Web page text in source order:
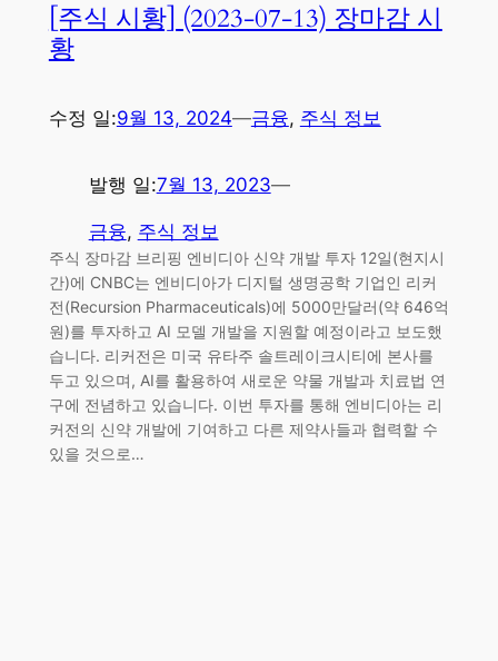
[주식 시황] (2023-07-13) 장마감 시
황
수정 일:9월 13, 2024—금융, 주식 정보
발행 일:7월 13, 2023—
금융, 주식 정보
주식 장마감 브리핑 엔비디아 신약 개발 투자 12일(현지시
간)에 CNBC는 엔비디아가 디지털 생명공학 기업인 리커
전(Recursion Pharmaceuticals)에 5000만달러(약 646억
원)를 투자하고 AI 모델 개발을 지원할 예정이라고 보도했
습니다. 리커전은 미국 유타주 솔트레이크시티에 본사를
두고 있으며, AI를 활용하여 새로운 약물 개발과 치료법 연
구에 전념하고 있습니다. 이번 투자를 통해 엔비디아는 리
커전의 신약 개발에 기여하고 다른 제약사들과 협력할 수
있을 것으로…